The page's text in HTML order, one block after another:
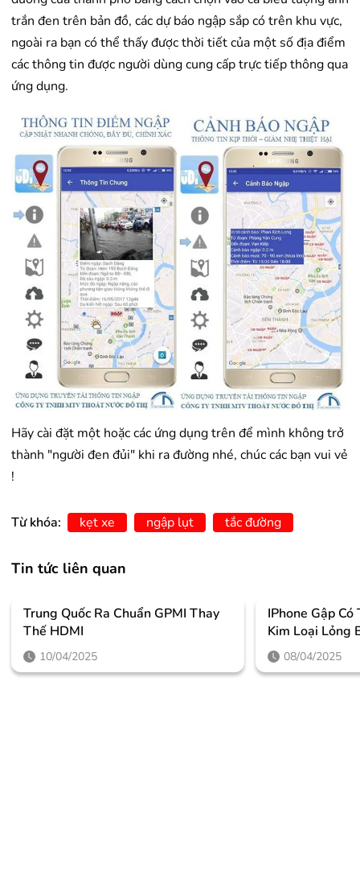
trắn đen trên bản đồ, các dự báo ngập sắp có trên khu vực,
ngoài ra bạn có thể thấy được thời tiết của một số địa điểm
các thông tin được người dùng cung cấp trực tiếp thông qua
ứng dụng.
Hãy cài đặt một hoặc các ứng dụng trên để mình không trở
thành "người đen đủi" khi ra đường nhé, chúc các bạn vui vẻ
!
Từ khóa: kẹt xe ngập lụt tắc đường
Tin tức liên quan
Trung Quốc Ra Chuẩn GPMI Thay
Thế HDMI
10/04/2025
IPhone Gập
Kim Loại Lỏng
08/04/2025